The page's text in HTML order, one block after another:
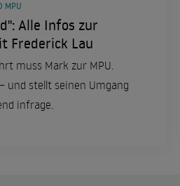
MPU
Alle Infos zur
Frederick Lau
muss Mark zur MPU.
und stellt seinen Umgang
infrage.